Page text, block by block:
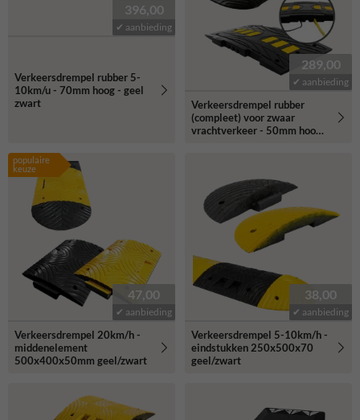
396,00
✔ aanbieding
Verkeersdrempel rubber 5-
10km/u - 70mm hoog - geel
zwart
289,00
✔ aanbieding
Verkeersdrempel rubber
(compleet) voor zwaar
vrachtverkeer - 50mm hoog
populaire
keuze
47,00
✔ aanbieding
Verkeersdrempel 20km/h -
middenelement
500x400x50mm geel/zwart
38,00
✔ aanbieding
Verkeersdrempel 5-10km/h -
eindstukken 250x500x70
geel/zwart